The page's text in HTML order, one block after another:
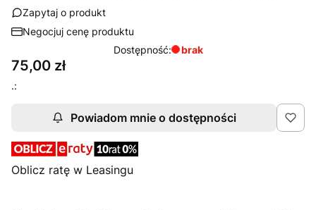
Zapytaj o produkt
Negocjuj cenę produktu
Dostępność:
brak
Cena
75,00 zł
.:
Powiadom mnie o dostępności
Oblicz ratę w Leasingu